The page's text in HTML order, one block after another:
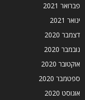
פברואר 2021
ינואר 2021
דצמבר 2020
נובמבר 2020
אוקטובר 2020
ספטמבר 2020
אוגוסט 2020